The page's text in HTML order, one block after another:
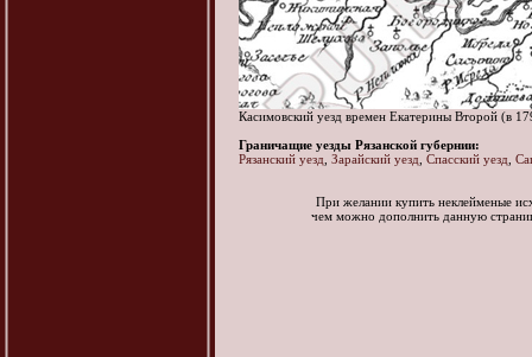
Касимовский уезд времен Екатерины Второй (в
Граничащие уезды Рязанской губернии:
Рязанский уезд Зарайский уезд Спасский уезд
При желании купить неклейменые
чем можно дополнить данную